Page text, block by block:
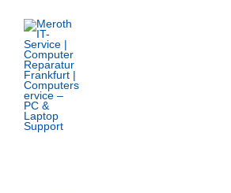
Inhalt
springen